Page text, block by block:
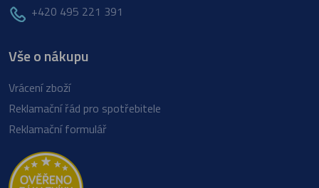
+420 495 221 391
Vše o nákupu
Vrácení zboží
Reklamační řád pro spotřebitele
Reklamační formulář